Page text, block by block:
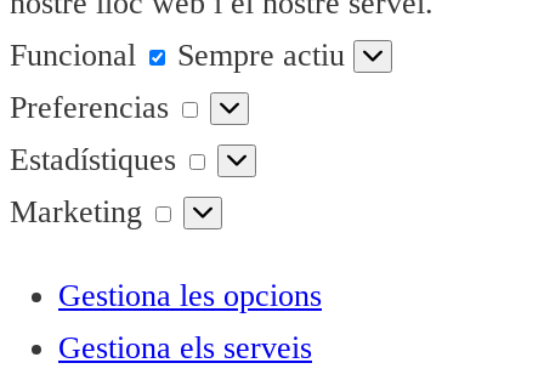
Funcional
Funcional
Sempre actiu
Preferencias
Preferencias
Estadístiques
Estadístiques
Marketing
Marketing
Gestiona les opcions
Gestiona els serveis